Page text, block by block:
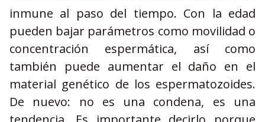
inmune al paso del tiempo. Con la edad
pueden bajar parámetros como movilidad o
concentración espermática, así como
también puede aumentar el daño en el
material genético de los espermatozoides.
De nuevo: no es una condena, es una